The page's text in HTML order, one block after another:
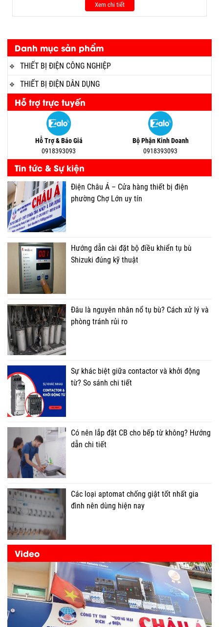
Danh mục sản phẩm
THIẾT BỊ ĐIỆN CÔNG NGHIỆP
THIẾT BỊ ĐIỆN DÂN DỤNG
Hỗ trợ trực tuyến
Hỗ Trợ & Báo Giá
0918393093
Bộ Phận Kinh Doanh
0918393093
Tin tức & Sự kiện
Điện Châu Á – Cửa hàng thiết bị điện
phường Chợ Lớn uy tín
Hướng dẫn cài đặt bộ điều khiển tụ bù
Shizuki đúng kỹ thuật
Đâu là nguyên nhân nổ tụ bù? Cách xử lý và
phòng tránh rủi ro
Sự khác biệt giữa contactor và khởi động
từ? So sánh chi tiết
Có nên lắp đặt CB cho bếp từ không? Hướng
dẫn chi tiết
Các loại aptomat chống giật tốt nhất gia
đình nên dùng hiện nay
Video
Xem chi tiết